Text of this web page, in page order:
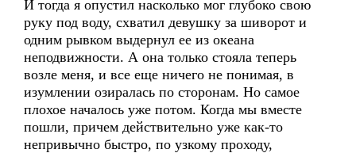
И тогда я опустил насколько мог глубоко свою
руку под воду, схватил девушку за шиворот и
одним рывком выдернул ее из океана
неподвижности. А она только стояла теперь
возле меня, и все еще ничего не понимая, в
изумлении озиралась по сторонам. Но самое
плохое началось уже потом. Когда мы вместе
пошли, причем действительно уже как-то
непривычно быстро, по узкому проходу,